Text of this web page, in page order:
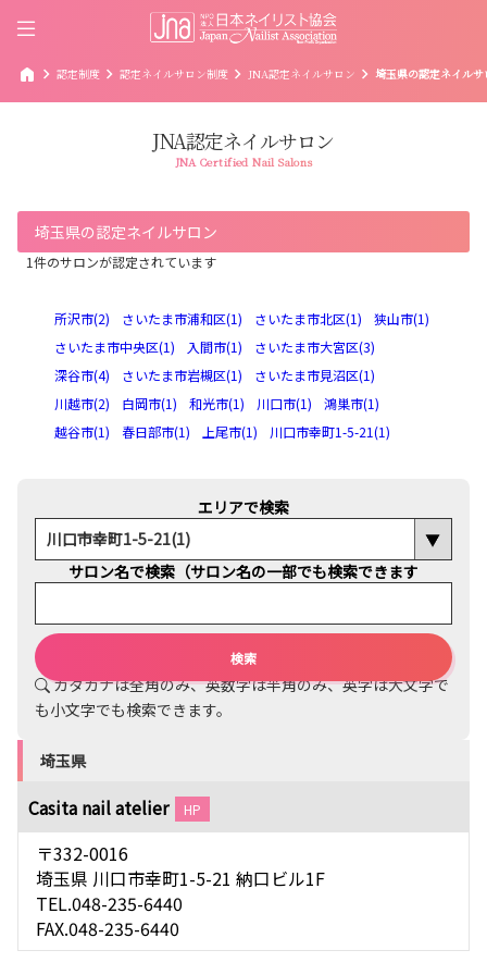
home chevron_right 認定制度 chevron_right 認定ネイルサロン制度 chevron_right JNA認定ネイルサロン chevron_right 埼玉県の認定ネイルサ
JNA認定ネイルサロン
JNA Certified Nail Salons
埼玉県の認定ネイルサロン
1件のサロンが認定されています
所沢市(2) さいたま市浦和区(1) さいたま市北区(1)
狭山市(1)
さいたま市中央区(1)
入間市(1)
さいたま市大宮区(3)
深谷市(4)
さいたま市岩槻区(1)
さいたま市見沼区(1)
川越市(2)
白岡市(1) 和光市(1) 川口市(1)
鴻巣市(1)
越谷市(1)
春日部市(1) 上尾市(1) 川口市幸町1-5-21(1)
エリアで検索
サロン名で検索（サロン名の一部でも検索できます
カタカナは全角のみ、英数字は半角のみ、英字は大文字で
も小文字でも検索できます。
埼玉県
Casita nail atelier HP
〒332-0016
埼玉県 川口市幸町1-5-21 納口ビル1F
TEL.048-235-6440
FAX.048-235-6440